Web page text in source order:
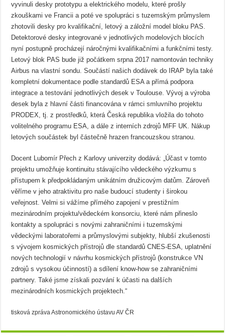
vyvinuli desky prototypu a elektrického modelu, které prošly
zkouškami ve Francii a poté ve spolupráci s tuzemským průmyslem
zhotovili desky pro kvalifikační, letový a záložní model bloku PAS.
Detektorové desky integrované v jednotlivých modelových blocích
nyní postupně procházejí náročnými kvalifikačními a funkčními testy.
Letový blok PAS bude již počátkem srpna 2017 namontován techniky
Airbus na vlastní sondu. Součástí našich dodávek do IRAP byla také
kompletní dokumentace podle standardů ESA a přímá podpora
integrace a testování jednotlivých desek v Toulouse. Vývoj a výroba
desek byla z hlavní části financována v rámci smluvního projektu
PRODEX, tj. z prostředků, která Česká republika vložila do tohoto
volitelného programu ESA, a dále z interních zdrojů MFF UK. Nákup
letových součástek byl částečně hrazen francouzskou stranou.
Docent Lubomír Přech z Karlovy univerzity dodává: „Účast v tomto
projektu umožňuje kontinuitu stávajícího vědeckého výzkumu s
přístupem k předpokládaným unikátním družicovým datům. Zároveň
věříme v jeho atraktivitu pro naše budoucí studenty i širokou
veřejnost. Velmi si vážíme přímého zapojení v prestižním
mezinárodním projektu/vědeckém konsorciu, které nám přineslo
kontakty a spolupráci s novými zahraničními i tuzemskými
vědeckými laboratořemi a průmyslovými subjekty, hlubší zkušenosti
s vývojem kosmických přístrojů dle standardů CNES-ESA, uplatnění
nových technologií v návrhu kosmických přístrojů (konstrukce VN
zdrojů s vysokou účinností) a sdílení know-how se zahraničními
partnery. Také jsme získali pozvání k účasti na dalších
mezinárodních kosmických projektech.“
tisková zpráva Astronomického ústavu AV ČR